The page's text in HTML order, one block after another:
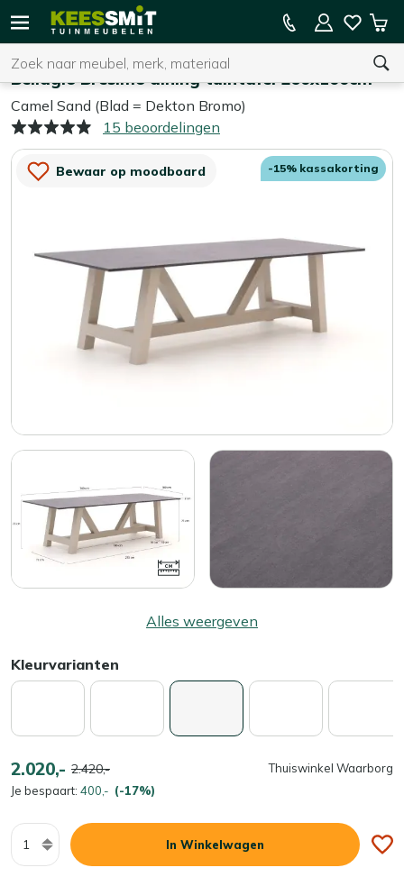
Kees
Tuinmeubelen
Zoeken
U heeft geen product(en) in uw winkelwagen.
15% kassakorting op de hele collectie
Bellagio Bresimo dining tuintafel 260x100cm
Camel Sand (Blad = Dekton Bromo)
15 beoordelingen
Bewaar op moodboard -15% kassakorting
Alles weergeven
Kleurvarianten
2.020,- 2.420,-
Je bespaart: 400,- (-17%)
Thuiswinkel Waarborg
Aantal
In Winkelwagen